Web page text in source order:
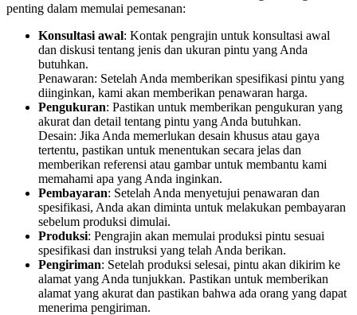
penting dalam memulai pemesanan:
Konsultasi awal: Kontak pengrajin untuk konsultasi awal
dan diskusi tentang jenis dan ukuran pintu yang Anda
butuhkan.
Penawaran: Setelah Anda memberikan spesifikasi pintu yang
diinginkan, kami akan memberikan penawaran harga.
Pengukuran: Pastikan untuk memberikan pengukuran yang
akurat dan detail tentang pintu yang Anda butuhkan.
Desain: Jika Anda memerlukan desain khusus atau gaya
tertentu, pastikan untuk menentukan secara jelas dan
memberikan referensi atau gambar untuk membantu kami
memahami apa yang Anda inginkan.
Pembayaran: Setelah Anda menyetujui penawaran dan
spesifikasi, Anda akan diminta untuk melakukan pembayaran
sebelum produksi dimulai.
Produksi: Pengrajin akan memulai produksi pintu sesuai
spesifikasi dan instruksi yang telah Anda berikan.
Pengiriman: Setelah produksi selesai, pintu akan dikirim ke
alamat yang Anda tunjukkan. Pastikan untuk memberikan
alamat yang akurat dan pastikan bahwa ada orang yang dapat
menerima pengiriman.